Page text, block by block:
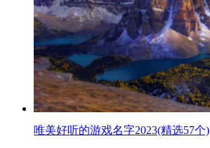
​唯美好听的游戏名字2023(精选57个)